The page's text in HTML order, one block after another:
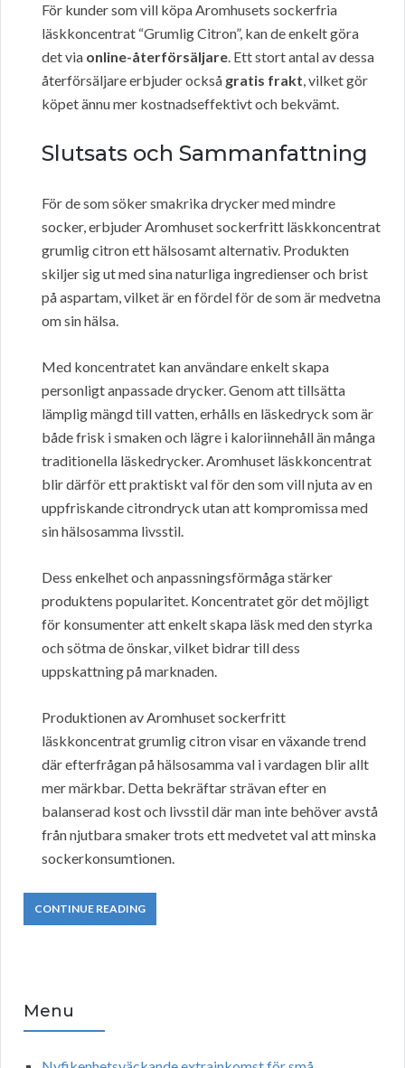
För kunder som vill köpa Aromhusets sockerfria
läskkoncentrat “Grumlig Citron”, kan de enkelt göra
det via online-återförsäljare. Ett stort antal av dessa
återförsäljare erbjuder också gratis frakt, vilket gör
köpet ännu mer kostnadseffektivt och bekvämt.
Slutsats och Sammanfattning
För de som söker smakrika drycker med mindre
socker, erbjuder Aromhuset sockerfritt läskkoncentrat
grumlig citron ett hälsosamt alternativ. Produkten
skiljer sig ut med sina naturliga ingredienser och brist
på aspartam, vilket är en fördel för de som är medvetna
om sin hälsa.
Med koncentratet kan användare enkelt skapa
personligt anpassade drycker. Genom att tillsätta
lämplig mängd till vatten, erhålls en läskedryck som är
både frisk i smaken och lägre i kaloriinnehåll än många
traditionella läskedrycker. Aromhuset läskkoncentrat
blir därför ett praktiskt val för den som vill njuta av en
uppfriskande citrondryck utan att kompromissa med
sin hälsosamma livsstil.
Dess enkelhet och anpassningsförmåga stärker
produktens popularitet. Koncentratet gör det möjligt
för konsumenter att enkelt skapa läsk med den styrka
och sötma de önskar, vilket bidrar till dess
uppskattning på marknaden.
Produktionen av Aromhuset sockerfritt
läskkoncentrat grumlig citron visar en växande trend
där efterfrågan på hälsosamma val i vardagen blir allt
mer märkbar. Detta bekräftar strävan efter en
balanserad kost och livsstil där man inte behöver avstå
från njutbara smaker trots ett medvetet val att minska
sockerkonsumtionen.
CONTINUE READING
Menu